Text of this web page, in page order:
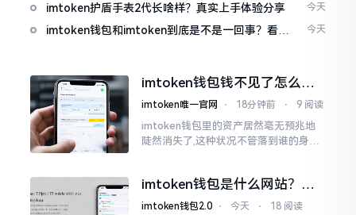
imtoken护盾手表2代长啥样？真实上手体验分享 今天
imtoken钱包和imtoken到底是不是一回事？看完
今天
imtoken钱包钱不见了怎么
办？老用户手把手教你找回
imtoken唯一官网 ⋅ 18分钟前 ⋅ 9 阅读
imtoken钱包里的资产居然毫无预兆地
陡然消失了,这种状况不管落到谁的身上,
打开钱包查看时
imtoken钱包是什么网站？一
文说清楚这玩意
imtoken钱包2.0 ⋅ 今天 ⋅ 18 阅读